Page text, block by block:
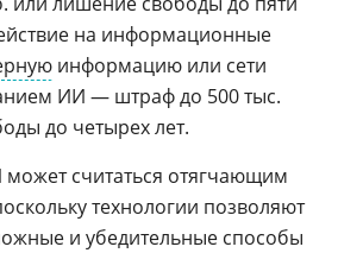
на информационные
информацию или сети
ИИ — штраф до 500 тыс.
до четырех лет.
считаться отягчающим
технологии позволяют
и убедительные способы